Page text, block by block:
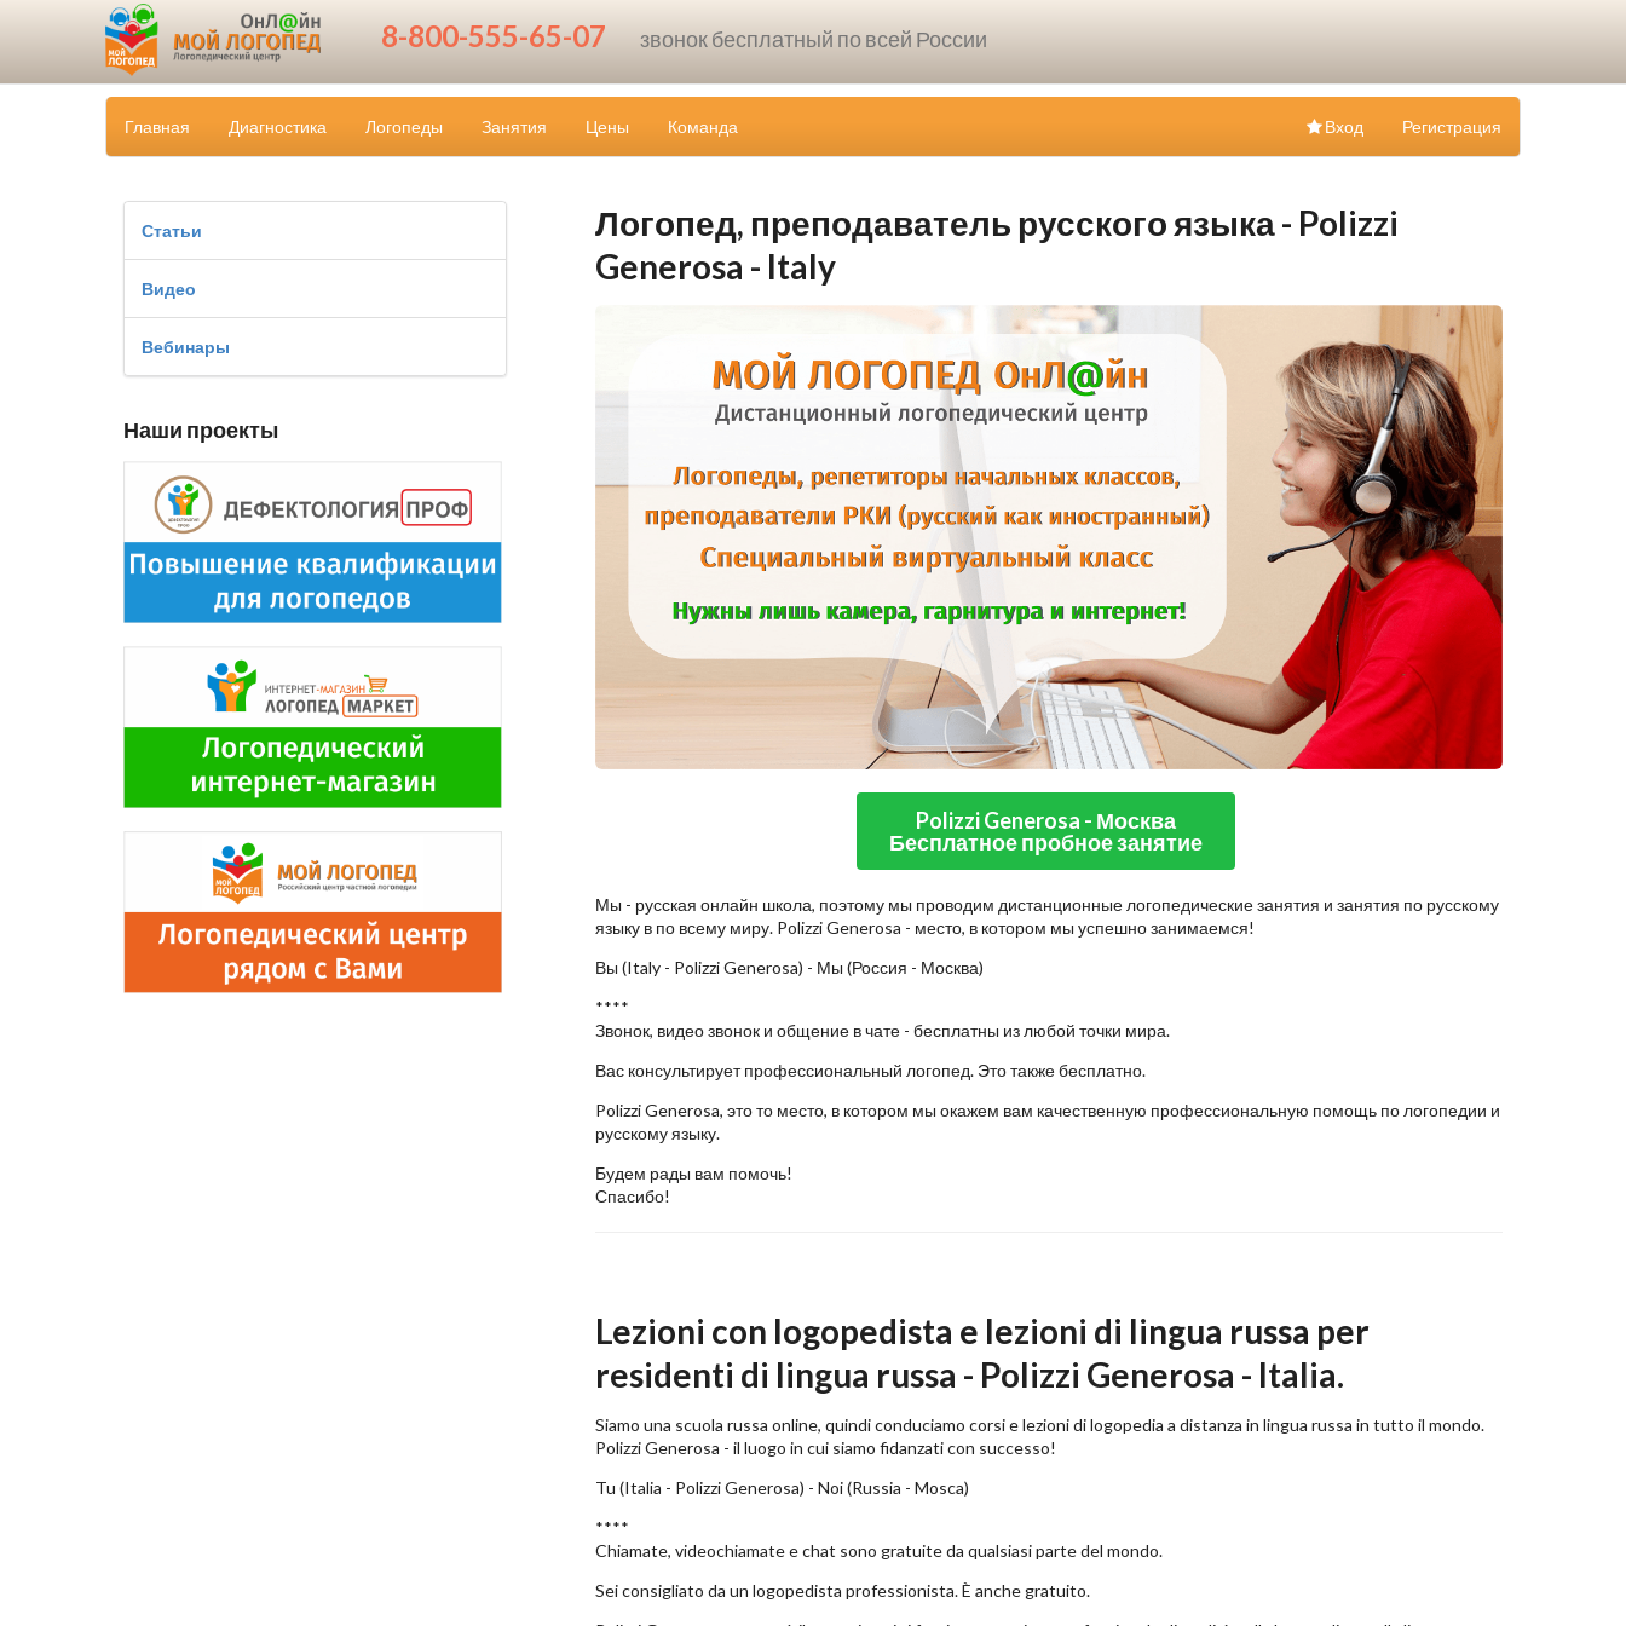
8-800-555-65-07 звонок бесплатный по всей России
Главная Диагностика Логопеды Занятия Цены Команда Регистрация
Вход
Статьи
Видео
Вебинары
Наши проекты
Логопед, преподаватель русского языка - Polizzi
Generosa - Italy
Polizzi Generosa - Москва
Бесплатное пробное занятие
Мы - русская онлайн школа, поэтому мы проводим дистанционные логопедические занятия и занятия по русскому
языку в по всему миру. Polizzi Generosa - место, в котором мы успешно занимаемся!
Вы (Italy - Polizzi Generosa) - Мы (Россия - Москва)
****
Звонок, видео звонок и общение в чате - бесплатны из любой точки мира.
Вас консультирует профессиональный логопед. Это также бесплатно.
Polizzi Generosa, это то место, в котором мы окажем вам качественную профессиональную помощь по логопедии и
русскому языку.
Будем рады вам помочь!
Спасибо!
Lezioni con logopedista e lezioni di lingua russa per
residenti di lingua russa - Polizzi Generosa - Italia.
Siamo una scuola russa online, quindi conduciamo corsi e lezioni di logopedia a distanza in lingua russa in tutto il mondo.
Polizzi Generosa - il luogo in cui siamo fidanzati con successo!
Tu (Italia - Polizzi Generosa) - Noi (Russia - Mosca)
****
Chiamate, videochiamate e chat sono gratuite da qualsiasi parte del mondo.
Sei consigliato da un logopedista professionista. È anche gratuito.